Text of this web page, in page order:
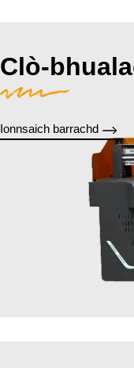
Clò-
Ionnsaich barrachd